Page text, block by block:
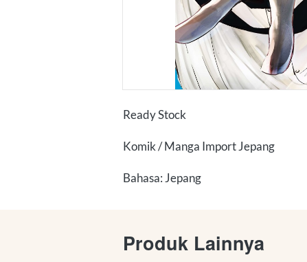
Ready Stock
Komik / Manga Import Jepang
Bahasa: Jepang
Produk Lainnya